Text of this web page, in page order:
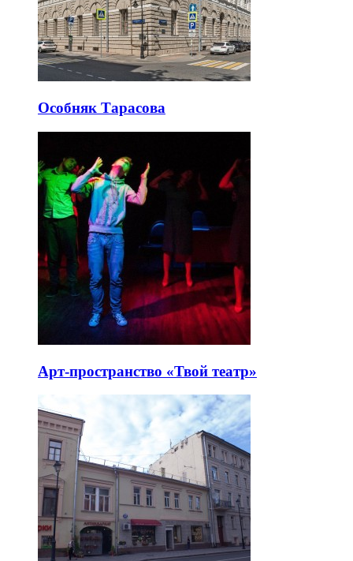
Особняк Тарасова
Арт-пространство «Твой театр»